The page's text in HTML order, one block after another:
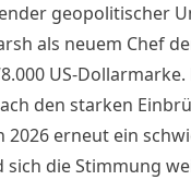
geopolitischer
als neuem Chef
US-
den starken
2026 erneut ein
sich die Stimmung